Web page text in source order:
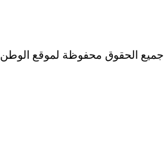
جميع الحقوق محفوظة لموقع الوطن24 © 2025